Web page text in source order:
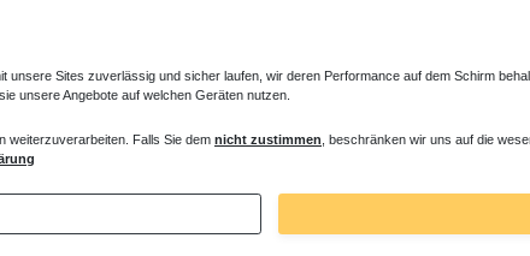
unsere Sites zuverlässig und sicher laufen, wir deren Performance auf dem Schirm
unsere Angebote auf welchen Geräten nutzen.
weiterzuverarbeiten. Falls Sie dem nicht zustimmen , beschränken wir uns auf die